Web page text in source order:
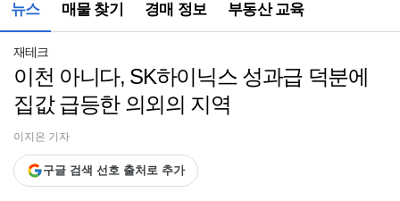
뉴스 매물 찾기 경매 정보 부동산 교육
(컨
재테크
이천 아니다, SK하이닉스 성과급 덕분에
집값 급등한 의외의 지역
이지은 기자
구글 검색 선호 출처로 추가